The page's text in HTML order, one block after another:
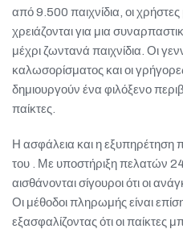
από 9.500 παιχνίδια, οι
χρειάζονται για μια
μέχρι ζωντανά παιχνίδια. Οι
καλωσορίσματος και οι
δημιουργούν ένα φιλόξενο
παίκτες.
Η ασφάλεια και η εξυπηρέτηση
του . Με υποστήριξη πελατών
αισθάνονται σίγουροι ότι οι
Οι μέθοδοι πληρωμής είναι
εξασφαλίζοντας ότι οι